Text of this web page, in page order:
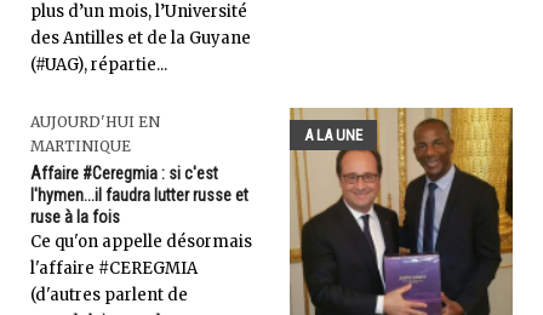
plus d’un mois, l’Université
des Antilles et de la Guyane
(#UAG), répartie...
AUJOURD'HUI EN
MARTINIQUE
Affaire #Ceregmia : si c'est
l'hymen...il faudra lutter russe et
ruse à la fois
Ce qu'on appelle désormais
l'affaire #CEREGMIA
(d'autres parlent de
A LA UNE